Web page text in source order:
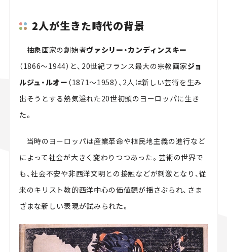
2人が生きた時代の背景
抽象画家の創始者ヴァシリー・カンディンスキー
（1866～1944）と、20世紀フランス最大の宗教画家ジョ
ルジュ・ルオー （1871～1958）、2人は新しい芸術を生み
出そうとする熱気溢れた20世初頭のヨーロッパに生き
た。
当時のヨーロッパは産業革命や植民地主義の進行など
によって社会が大きく変わりつつあった。芸術の世界で
も、社会不安や非西洋文明との接触などが刺激となり、従
来のキリスト教的西洋中心の価値観が揺さぶられ、さま
ざまな新しい表現が試みられた。